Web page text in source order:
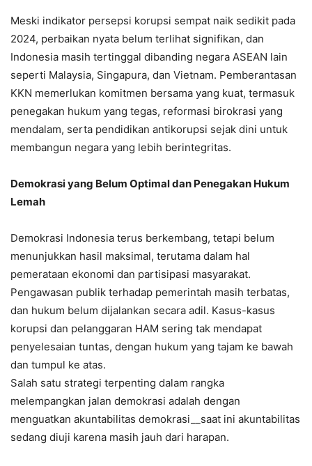
Meski indikator persepsi korupsi sempat naik sedikit pada
2024, perbaikan nyata belum terlihat signifikan, dan
Indonesia masih tertinggal dibanding negara ASEAN lain
seperti Malaysia, Singapura, dan Vietnam. Pemberantasan
KKN memerlukan komitmen bersama yang kuat, termasuk
penegakan hukum yang tegas, reformasi birokrasi yang
mendalam, serta pendidikan antikorupsi sejak dini untuk
membangun negara yang lebih berintegritas.
Demokrasi yang Belum Optimal dan Penegakan Hukum
Lemah
Demokrasi Indonesia terus berkembang, tetapi belum
menunjukkan hasil maksimal, terutama dalam hal
pemerataan ekonomi dan partisipasi masyarakat.
Pengawasan publik terhadap pemerintah masih terbatas,
dan hukum belum dijalankan secara adil. Kasus-kasus
korupsi dan pelanggaran HAM sering tak mendapat
penyelesaian tuntas, dengan hukum yang tajam ke bawah
dan tumpul ke atas.
Salah satu strategi terpenting dalam rangka
melempangkan jalan demokrasi adalah dengan
menguatkan akuntabilitas demokrasi__saat ini akuntabilitas
sedang diuji karena masih jauh dari harapan.